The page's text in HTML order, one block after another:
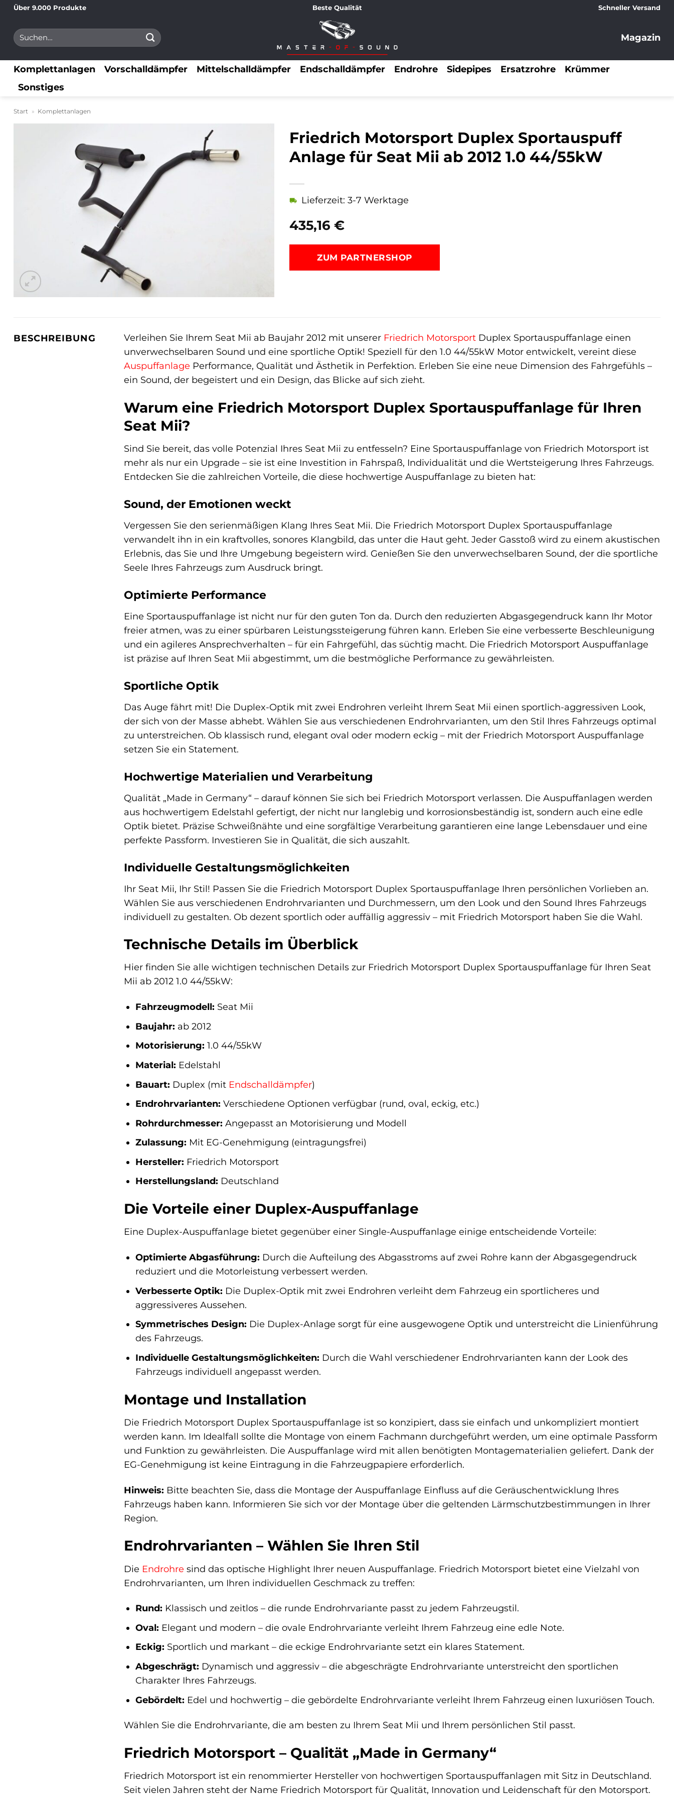
Zum
springen
Über 9.000 Produkte Beste Qualität Schneller Versand
Suchen
nach:
Magazin
Komplettanlagen Vorschalldämpfer Mittelschalldämpfer Endschalldämpfer Endrohre Sidepipes Ersatzrohre
Krümmer
Sonstiges
Start » Komplettanlagen
Friedrich Motorsport Duplex Sportauspuff
Anlage für Seat Mii ab 2012 1.0 44/55kW
435,16 €
Lieferzeit: 3-7 Werktage
ZUM PARTNERSHOP
BESCHREIBUNG Verleihen Sie Ihrem Seat Mii ab Baujahr 2012 mit unserer Friedrich Motorsport Duplex Sportauspuffanlage einen
unverwechselbaren Sound und eine sportliche Optik! Speziell für den 1.0 44/55kW Motor entwickelt, vereint diese
Auspuffanlage Performance, Qualität und Ästhetik in Perfektion. Erleben Sie eine neue Dimension des Fahrgefühls –
ein Sound, der begeistert und ein Design, das Blicke auf sich zieht.
Warum eine Friedrich Motorsport Duplex Sportauspuffanlage für Ihren
Seat Mii?
Sind Sie bereit, das volle Potenzial Ihres Seat Mii zu entfesseln? Eine Sportauspuffanlage von Friedrich Motorsport ist
mehr als nur ein Upgrade – sie ist eine Investition in Fahrspaß, Individualität und die Wertsteigerung Ihres Fahrzeugs.
Entdecken Sie die zahlreichen Vorteile, die diese hochwertige Auspuffanlage zu bieten hat:
Sound, der Emotionen weckt
Vergessen Sie den serienmäßigen Klang Ihres Seat Mii. Die Friedrich Motorsport Duplex Sportauspuffanlage
verwandelt ihn in ein kraftvolles, sonores Klangbild, das unter die Haut geht. Jeder Gasstoß wird zu einem akustischen
Erlebnis, das Sie und Ihre Umgebung begeistern wird. Genießen Sie den unverwechselbaren Sound, der die sportliche
Seele Ihres Fahrzeugs zum Ausdruck bringt.
Optimierte Performance
Eine Sportauspuffanlage ist nicht nur für den guten Ton da. Durch den reduzierten Abgasgegendruck kann Ihr Motor
freier atmen, was zu einer spürbaren Leistungssteigerung führen kann. Erleben Sie eine verbesserte Beschleunigung
und ein agileres Ansprechverhalten – für ein Fahrgefühl, das süchtig macht. Die Friedrich Motorsport Auspuffanlage
ist präzise auf Ihren Seat Mii abgestimmt, um die bestmögliche Performance zu gewährleisten.
Sportliche Optik
Das Auge fährt mit! Die Duplex-Optik mit zwei Endrohren verleiht Ihrem Seat Mii einen sportlich-aggressiven Look,
der sich von der Masse abhebt. Wählen Sie aus verschiedenen Endrohrvarianten, um den Stil Ihres Fahrzeugs optimal
zu unterstreichen. Ob klassisch rund, elegant oval oder modern eckig – mit der Friedrich Motorsport Auspuffanlage
setzen Sie ein Statement.
Hochwertige Materialien und Verarbeitung
Qualität „Made in Germany“ – darauf können Sie sich bei Friedrich Motorsport verlassen. Die Auspuffanlagen werden
aus hochwertigem Edelstahl gefertigt, der nicht nur langlebig und korrosionsbeständig ist, sondern auch eine edle
Optik bietet. Präzise Schweißnähte und eine sorgfältige Verarbeitung garantieren eine lange Lebensdauer und eine
perfekte Passform. Investieren Sie in Qualität, die sich auszahlt.
Individuelle Gestaltungsmöglichkeiten
Ihr Seat Mii, Ihr Stil! Passen Sie die Friedrich Motorsport Duplex Sportauspuffanlage Ihren persönlichen Vorlieben an.
Wählen Sie aus verschiedenen Endrohrvarianten und Durchmessern, um den Look und den Sound Ihres Fahrzeugs
individuell zu gestalten. Ob dezent sportlich oder auffällig aggressiv – mit Friedrich Motorsport haben Sie die Wahl.
Technische Details im Überblick
Hier finden Sie alle wichtigen technischen Details zur Friedrich Motorsport Duplex Sportauspuffanlage für Ihren Seat
Mii ab 2012 1.0 44/55kW:
Fahrzeugmodell: Seat Mii
Baujahr: ab 2012
Motorisierung: 1.0 44/55kW
Material: Edelstahl
Bauart: Duplex (mit Endschalldämpfer)
Endrohrvarianten: Verschiedene Optionen verfügbar (rund, oval, eckig, etc.)
Rohrdurchmesser: Angepasst an Motorisierung und Modell
Zulassung: Mit EG-Genehmigung (eintragungsfrei)
Hersteller: Friedrich Motorsport
Herstellungsland: Deutschland
Die Vorteile einer Duplex-Auspuffanlage
Eine Duplex-Auspuffanlage bietet gegenüber einer Single-Auspuffanlage einige entscheidende Vorteile:
Optimierte Abgasführung: Durch die Aufteilung des Abgasstroms auf zwei Rohre kann der Abgasgegendruck
reduziert und die Motorleistung verbessert werden.
Verbesserte Optik: Die Duplex-Optik mit zwei Endrohren verleiht dem Fahrzeug ein sportlicheres und
aggressiveres Aussehen.
Symmetrisches Design: Die Duplex-Anlage sorgt für eine ausgewogene Optik und unterstreicht die Linienführung
des Fahrzeugs.
Individuelle Gestaltungsmöglichkeiten: Durch die Wahl verschiedener Endrohrvarianten kann der Look des
Fahrzeugs individuell angepasst werden.
Montage und Installation
Die Friedrich Motorsport Duplex Sportauspuffanlage ist so konzipiert, dass sie einfach und unkompliziert montiert
werden kann. Im Idealfall sollte die Montage von einem Fachmann durchgeführt werden, um eine optimale Passform
und Funktion zu gewährleisten. Die Auspuffanlage wird mit allen benötigten Montagematerialien geliefert. Dank der
EG-Genehmigung ist keine Eintragung in die Fahrzeugpapiere erforderlich.
Hinweis: Bitte beachten Sie, dass die Montage der Auspuffanlage Einfluss auf die Geräuschentwicklung Ihres
Fahrzeugs haben kann. Informieren Sie sich vor der Montage über die geltenden Lärmschutzbestimmungen in Ihrer
Region.
Endrohrvarianten – Wählen Sie Ihren Stil
Die Endrohre sind das optische Highlight Ihrer neuen Auspuffanlage. Friedrich Motorsport bietet eine Vielzahl von
Endrohrvarianten, um Ihren individuellen Geschmack zu treffen:
Rund: Klassisch und zeitlos – die runde Endrohrvariante passt zu jedem Fahrzeugstil.
Oval: Elegant und modern – die ovale Endrohrvariante verleiht Ihrem Fahrzeug eine edle Note.
Eckig: Sportlich und markant – die eckige Endrohrvariante setzt ein klares Statement.
Abgeschrägt: Dynamisch und aggressiv – die abgeschrägte Endrohrvariante unterstreicht den sportlichen
Charakter Ihres Fahrzeugs.
Gebördelt: Edel und hochwertig – die gebördelte Endrohrvariante verleiht Ihrem Fahrzeug einen luxuriösen Touch.
Wählen Sie die Endrohrvariante, die am besten zu Ihrem Seat Mii und Ihrem persönlichen Stil passt.
Friedrich Motorsport – Qualität „Made in Germany“
Friedrich Motorsport ist ein renommierter Hersteller von hochwertigen Sportauspuffanlagen mit Sitz in Deutschland.
Seit vielen Jahren steht der Name Friedrich Motorsport für Qualität, Innovation und Leidenschaft für den Motorsport.